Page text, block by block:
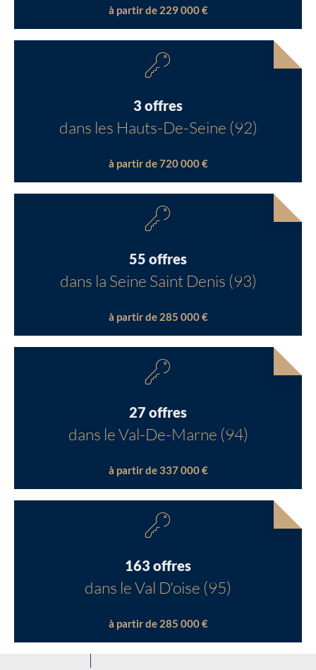
à partir de 229 000 €
3 offres
dans les Hauts-De-Seine (92)
à partir de 720 000 €
55 offres
dans la Seine Saint Denis (93)
à partir de 285 000 €
27 offres
dans le Val-De-Marne (94)
à partir de 337 000 €
163 offres
dans le Val D'oise (95)
à partir de 285 000 €